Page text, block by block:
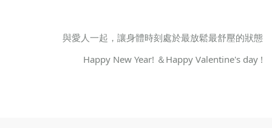
與愛人一起，讓身體時刻處於最放鬆最舒壓的狀態
Happy New Year! ＆Happy Valentine's day !